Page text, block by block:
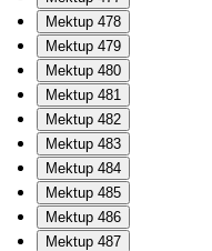
Mektup 478
Mektup 479
Mektup 480
Mektup 481
Mektup 482
Mektup 483
Mektup 484
Mektup 485
Mektup 486
Mektup 487